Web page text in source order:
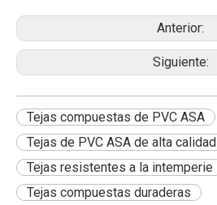
Anterior:
Siguiente:
Tejas compuestas de PVC ASA
Tejas de PVC ASA de alta calidad
Tejas resistentes a la intemperie
Tejas compuestas duraderas